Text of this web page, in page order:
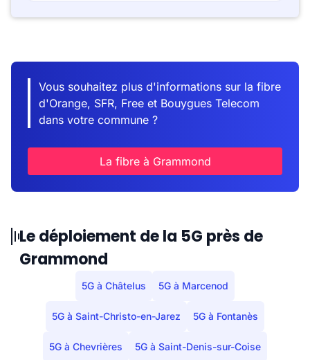
Vous souhaitez plus d'informations sur la fibre
d'Orange, SFR, Free et Bouygues Telecom
dans votre commune ?
La fibre à Grammond
Le déploiement de la 5G près de
Grammond
5G à Châtelus 5G à Marcenod
5G à Saint-Christo-en-Jarez 5G à Fontanès
5G à Chevrières 5G à Saint-Denis-sur-Coise